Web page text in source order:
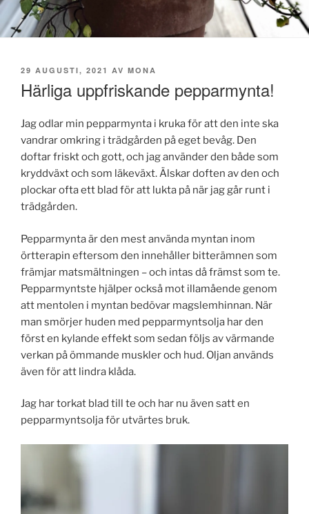
PUBLICERAT
29 AUGUSTI, 2021 AV MONA
Härliga uppfriskande pepparmynta!
Jag odlar min pepparmynta i kruka för att den inte ska
vandrar omkring i trädgården på eget bevåg. Den
doftar friskt och gott, och jag använder den både som
kryddväxt och som läkeväxt. Älskar doften av den och
plockar ofta ett blad för att lukta på när jag går runt i
trädgården.
Pepparmynta är den mest använda myntan inom
örtterapin eftersom den innehåller bitterämnen som
främjar matsmältningen – och intas då främst som te.
Pepparmyntste hjälper också mot illamående genom
att mentolen i myntan bedövar magslemhinnan. När
man smörjer huden med pepparmyntsolja har den
först en kylande effekt som sedan följs av värmande
verkan på ömmande muskler och hud. Oljan används
även för att lindra klåda.
Jag har torkat blad till te och har nu även satt en
pepparmyntsolja för utvärtes bruk.